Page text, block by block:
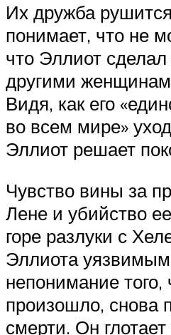
Их дружба
понимает, что не
что Эллиот
другими
Видя, как его
во всем мире»
Эллиот решает
Чувство вины за
Лене и убийство
горе разлуки с
Эллиота
непонимание того,
произошло, снова
смерти. Он глотает